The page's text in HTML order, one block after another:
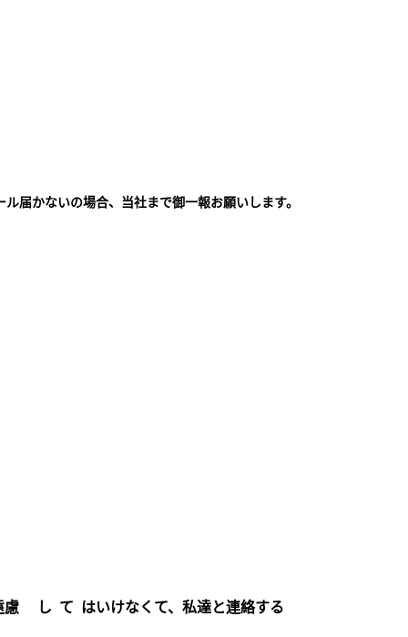
届かないの場合、当社まで御一報お願いします。
慮 し て はいけなくて、私達と連絡する